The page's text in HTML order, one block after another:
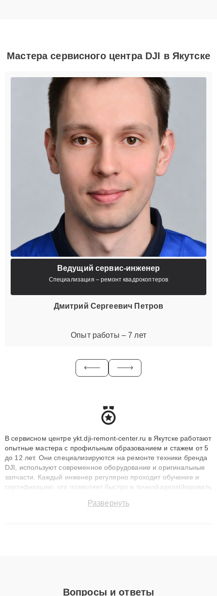
Мастера сервисного центра DJI в Якутске
Ведущий сервис-инженер
Специализация – ремонт квадрокоптеров
Дмитрий Сергеевич Петров
Опыт работы – 7 лет
В сервисном центре ykt.dji-remont-center.ru в Якутске работают
опытные мастера с профильным образованием и стажем от 5
до 12 лет. Они специализируются на ремонте техники бренда
DJI, используют современное оборудование и оригинальные
запчасти. Каждый инженер регулярно проходит обучение и
сертификацию, что позволяет быстро и точноdiagnostikировать
до 3 лет. Наши мастера решают сложные случаи: от замены
Развернуть
Вопросы и ответы